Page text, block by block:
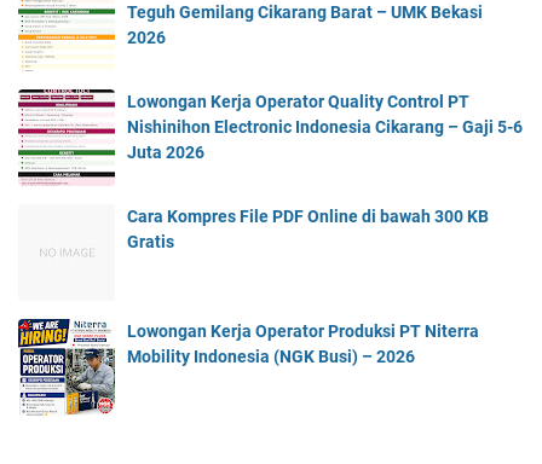
Teguh Gemilang Cikarang Barat – UMK Bekasi
2026
Lowongan Kerja Operator Quality Control PT
Nishinihon Electronic Indonesia Cikarang – Gaji 5-6
Juta 2026
Cara Kompres File PDF Online di bawah 300 KB
Gratis
Lowongan Kerja Operator Produksi PT Niterra
Mobility Indonesia (NGK Busi) – 2026